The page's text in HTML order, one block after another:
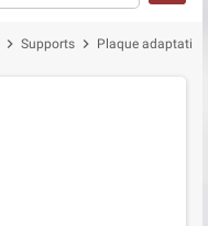
chevron_right Supports chevron_right Plaque adaptation